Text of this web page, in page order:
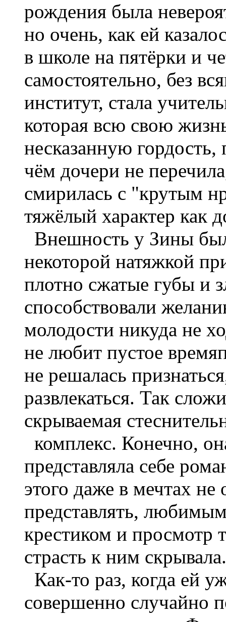
рождения была
но очень, как ей
в школе на пятёрки и
самостоятельно, без
институт, стала
которая всю свою
несказанную
чём дочери не
смирилась с "крутым
тяжёлый характер как
Внешность у Зины
некоторой натяжкой
плотно сжатые губы и
способствовали
молодости никуда не
не любит пустое
не решалась
развлекаться. Так
скрываемая
комплекс. Конечно,
представляла себе
этого даже в мечтах не
представлять,
крестиком и просмотр
страсть к ним скрывала.
Как-то раз, когда ей
совершенно случайно